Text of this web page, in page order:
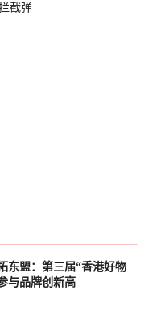
截弹
东盟：第三届“香港好物
与品牌创新高